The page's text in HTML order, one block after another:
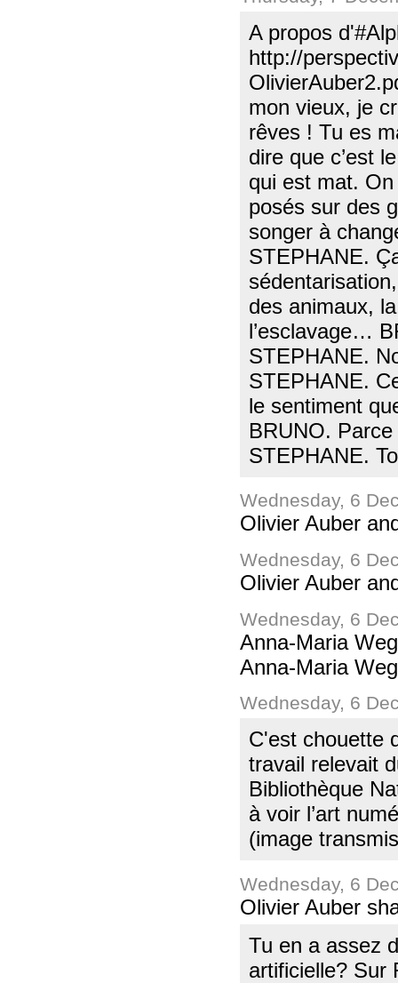
A propos
http://
mon vieux, je
rêves ! Tu es
dire que c’est
qui est mat.
posés sur des
songer à
STEPHANE.
des animaux,
l’esclavage…
STEPHANE.
STEPHANE.
le sentiment
BRUNO.
STEPHANE.
Wednesday, 6
Olivier Auber
Wednesday, 6
Olivier Auber
Wednesday, 6
Anna-Maria
Anna-Maria
Wednesday, 6
C'est chouette
travail relevait
Bibliothèque
à voir l’art
(image
Wednesday, 6
Olivier Auber
Tu en a assez
artificielle? Sur